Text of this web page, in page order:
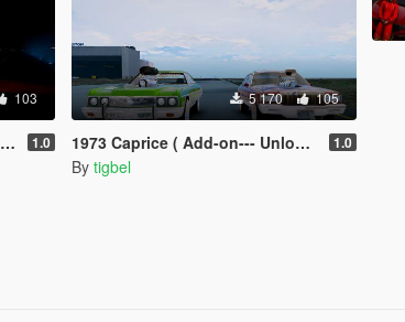
103
1.0
5 170 105
1973 Caprice ( Add-on--- Unlocked ) 1.0
By tigbel